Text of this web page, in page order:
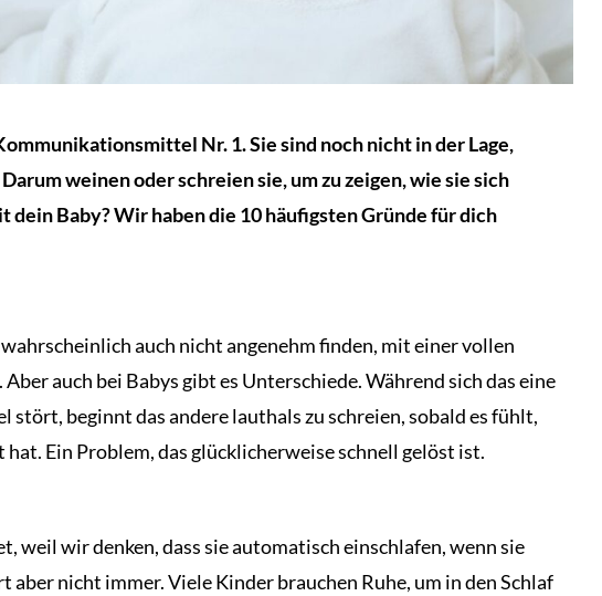
Nr. 1. Sie sind noch nicht in der Lage,
weinen oder schreien sie, um zu zeigen, wie sie sich
dein Baby? Wir haben die 10 häufigsten Gründe für dich
auch nicht angenehm finden, mit einer vollen
auch bei Babys gibt es Unterschiede. Während sich das eine
stört, beginnt das andere lauthals zu schreien, sobald es fühlt,
Ein Problem, das glücklicherweise schnell gelöst ist.
weil wir denken, dass sie automatisch einschlafen, wenn sie
aber nicht immer. Viele Kinder brauchen Ruhe, um in den Schlaf